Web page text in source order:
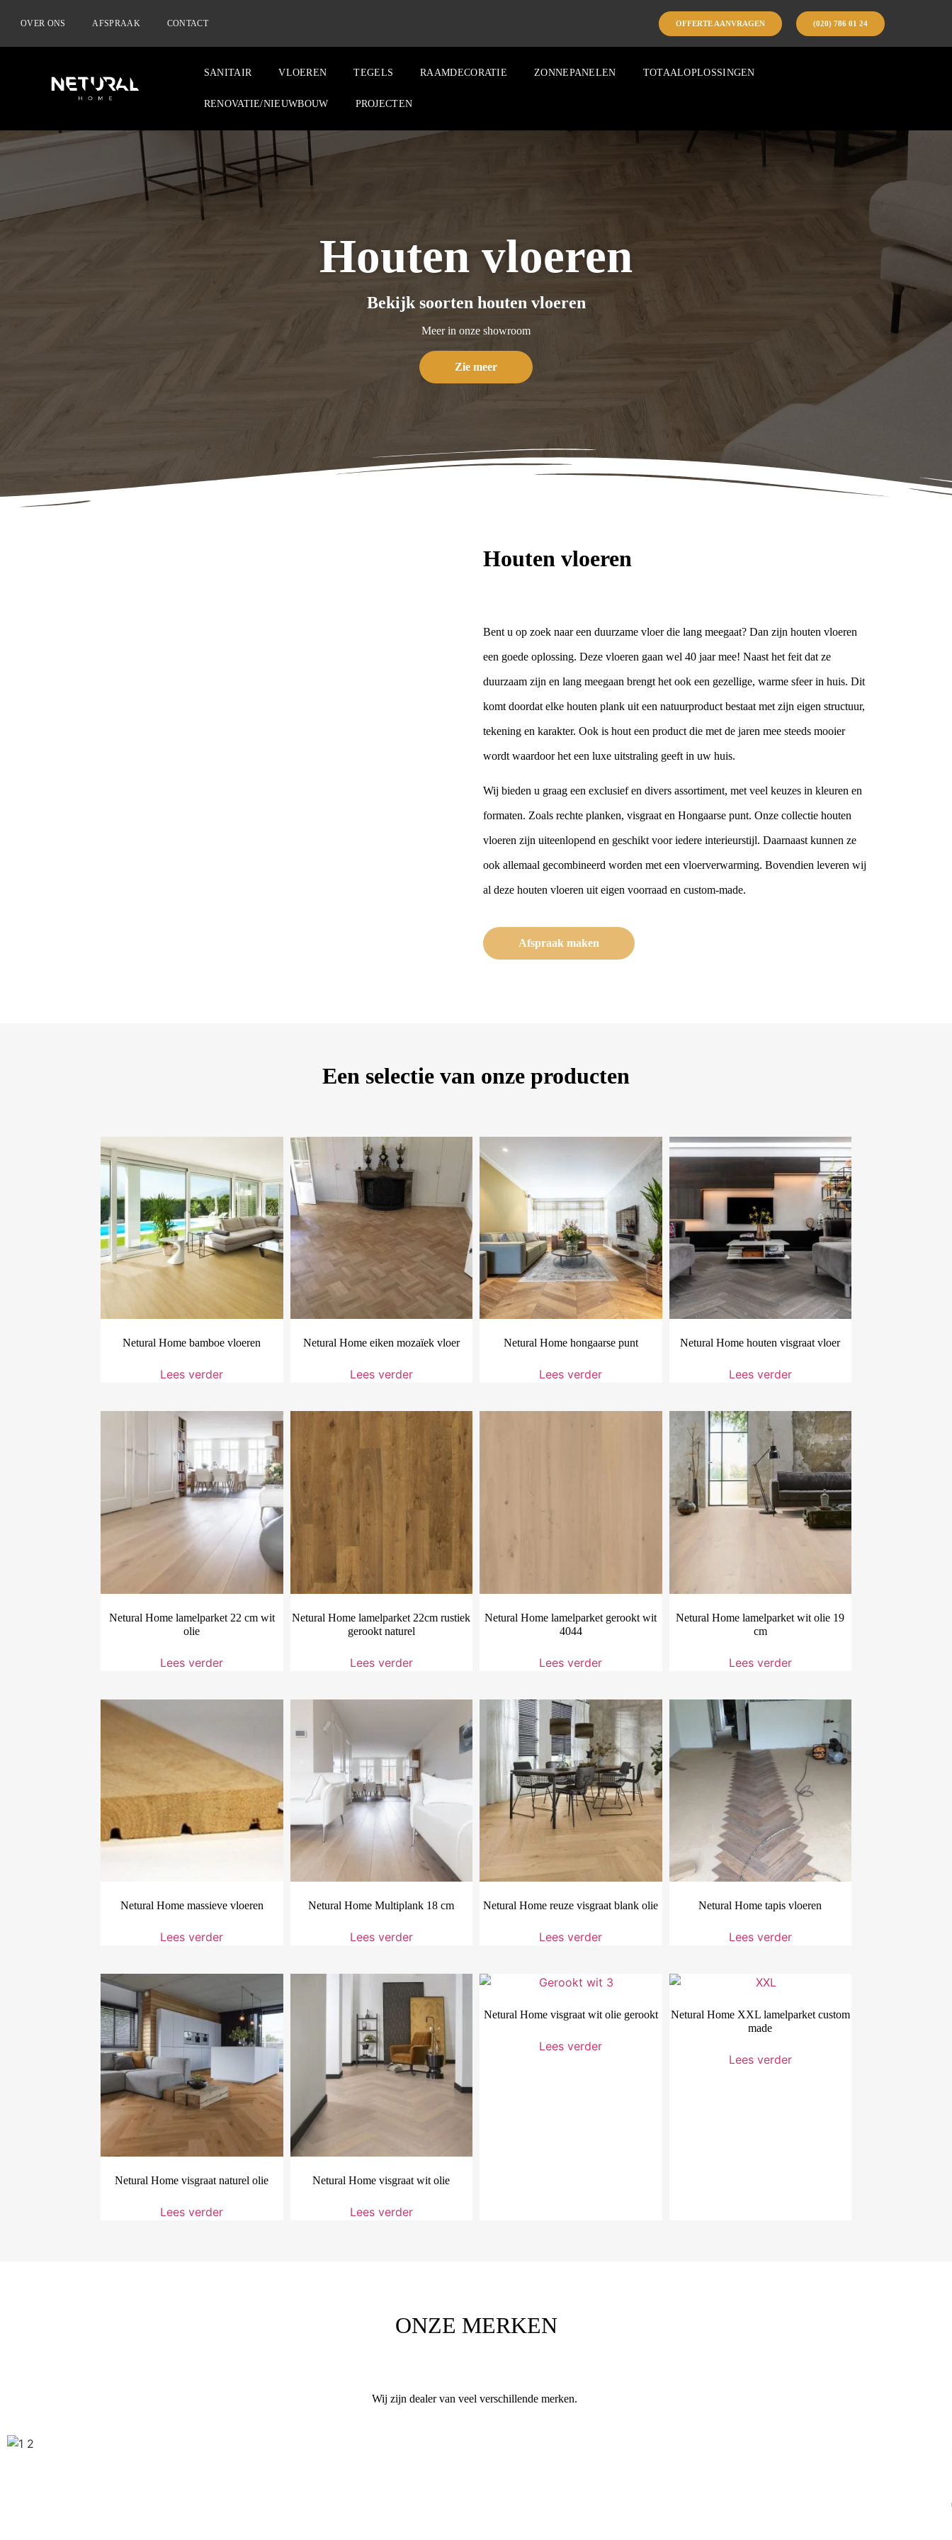
OVER ONS AFSPRAAK CONTACT OFFERTE AANVRAGEN (020) 786 01 24
SANITAIR VLOEREN TEGELS RAAMDECORATIE ZONNEPANELEN TOTAALOPLOSSINGEN
RENOVATIE/NIEUWBOUW PROJECTEN
Houten vloeren
Bekijk soorten houten vloeren
Meer in onze showroom
Zie meer
Houten vloeren
Bent u op zoek naar een duurzame vloer die lang meegaat? Dan zijn houten vloeren
een goede oplossing. Deze vloeren gaan wel 40 jaar mee! Naast het feit dat ze
duurzaam zijn en lang meegaan brengt het ook een gezellige, warme sfeer in huis. Dit
komt doordat elke houten plank uit een natuurproduct bestaat met zijn eigen structuur,
tekening en karakter. Ook is hout een product die met de jaren mee steeds mooier
wordt waardoor het een luxe uitstraling geeft in uw huis.
Wij bieden u graag een exclusief en divers assortiment, met veel keuzes in kleuren en
formaten. Zoals rechte planken, visgraat en Hongaarse punt. Onze collectie houten
vloeren zijn uiteenlopend en geschikt voor iedere interieurstijl. Daarnaast kunnen ze
ook allemaal gecombineerd worden met een vloerverwarming. Bovendien leveren wij
al deze houten vloeren uit eigen voorraad en custom-made.
Afspraak maken
Een selectie van onze producten
Netural Home bamboe vloeren
Lees verder
Netural Home eiken mozaïek vloer
Lees verder
Netural Home hongaarse punt
Lees verder
Netural Home houten visgraat vloer
Lees verder
Netural Home lamelparket 22 cm wit
olie
Lees verder
Netural Home lamelparket 22cm rustiek
gerookt naturel
Lees verder
Netural Home lamelparket gerookt wit
4044
Lees verder
Netural Home lamelparket wit olie 19
cm
Lees verder
Netural Home massieve vloeren
Lees verder
Netural Home Multiplank 18 cm
Lees verder
Netural Home reuze visgraat blank olie
Lees verder
Netural Home tapis vloeren
Lees verder
Netural Home visgraat naturel olie
Lees verder
Netural Home visgraat wit olie
Lees verder
Netural Home visgraat wit olie gerookt
Lees verder
Netural Home XXL lamelparket custom
made
Lees verder
ONZE MERKEN
Wij zijn dealer van veel verschillende merken.